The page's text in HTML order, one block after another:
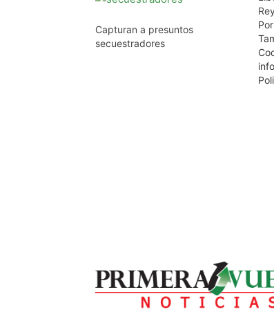
Capturan a presuntos
secuestradores